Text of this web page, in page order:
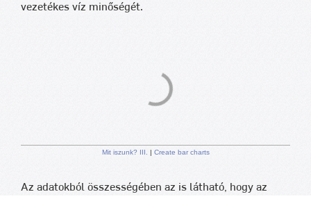
vezetékes víz minőségét.
Mit iszunk? III. | Create bar charts
Az adatokból összességében az is látható, hogy az